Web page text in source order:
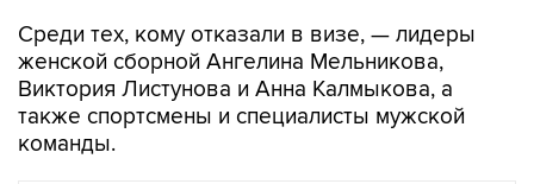
Среди тех, кому отказали в визе, — лидеры
женской сборной Ангелина Мельникова,
Виктория Листунова и Анна Калмыкова, а
также спортсмены и специалисты мужской
команды.